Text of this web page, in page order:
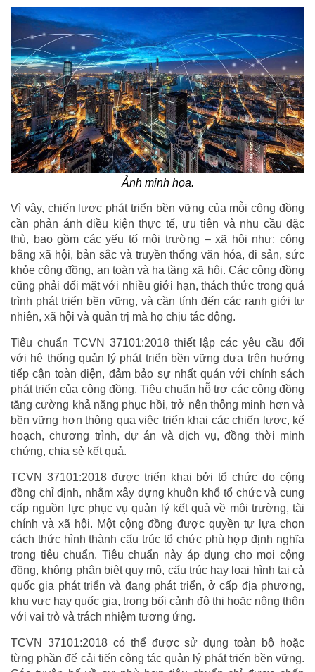
Ảnh minh họa.
Vì vậy, chiến lược phát triển bền vững của mỗi cộng đồng
cần phản ánh điều kiện thực tế, ưu tiên và nhu cầu đặc
thù, bao gồm các yếu tố môi trường – xã hội như: công
bằng xã hội, bản sắc và truyền thống văn hóa, di sản, sức
khỏe cộng đồng, an toàn và hạ tầng xã hội. Các cộng đồng
cũng phải đối mặt với nhiều giới hạn, thách thức trong quá
trình phát triển bền vững, và cần tính đến các ranh giới tự
nhiên, xã hội và quản trị mà họ chịu tác động.
Tiêu chuẩn TCVN 37101:2018 thiết lập các yêu cầu đối
với hệ thống quản lý phát triển bền vững dựa trên hướng
tiếp cận toàn diện, đảm bảo sự nhất quán với chính sách
phát triển của cộng đồng. Tiêu chuẩn hỗ trợ các cộng đồng
tăng cường khả năng phục hồi, trở nên thông minh hơn và
bền vững hơn thông qua việc triển khai các chiến lược, kế
hoạch, chương trình, dự án và dịch vụ, đồng thời minh
chứng, chia sẻ kết quả.
TCVN 37101:2018 được triển khai bởi tổ chức do cộng
đồng chỉ định, nhằm xây dựng khuôn khổ tổ chức và cung
cấp nguồn lực phục vụ quản lý kết quả về môi trường, tài
chính và xã hội. Một cộng đồng được quyền tự lựa chọn
cách thức hình thành cấu trúc tổ chức phù hợp định nghĩa
trong tiêu chuẩn. Tiêu chuẩn này áp dụng cho mọi cộng
đồng, không phân biệt quy mô, cấu trúc hay loại hình tại cả
quốc gia phát triển và đang phát triển, ở cấp địa phương,
khu vực hay quốc gia, trong bối cảnh đô thị hoặc nông thôn
với vai trò và trách nhiệm tương ứng.
TCVN 37101:2018 có thể được sử dụng toàn bộ hoặc
từng phần để cải tiến công tác quản lý phát triển bền vững.